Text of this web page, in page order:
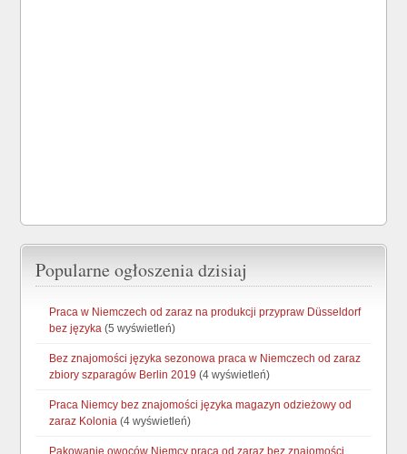
Popularne ogłoszenia dzisiaj
Praca w Niemczech od zaraz na produkcji przypraw Düsseldorf
bez języka (5 wyświetleń)
Bez znajomości języka sezonowa praca w Niemczech od zaraz
zbiory szparagów Berlin 2019 (4 wyświetleń)
Praca Niemcy bez znajomości języka magazyn odzieżowy od
zaraz Kolonia (4 wyświetleń)